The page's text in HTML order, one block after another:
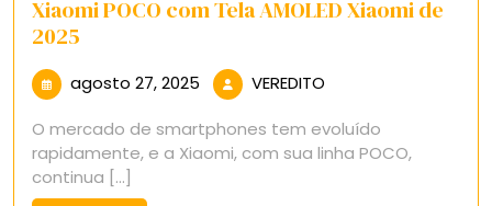
Xiaomi POCO com Tela AMOLED Xiaomi de
2025
agosto 27, 2025 agosto
2025
VEREDITO
O mercado de smartphones tem evoluído
rapidamente, e a Xiaomi, com sua linha POCO,
continua [...]